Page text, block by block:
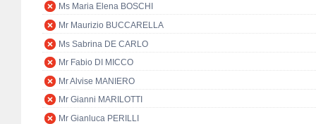
Ms Maria Elena BOSCHI
Mr Maurizio BUCCARELLA
Ms Sabrina DE CARLO
Mr Fabio DI MICCO
Mr Alvise MANIERO
Mr Gianni MARILOTTI
Mr Gianluca PERILLI